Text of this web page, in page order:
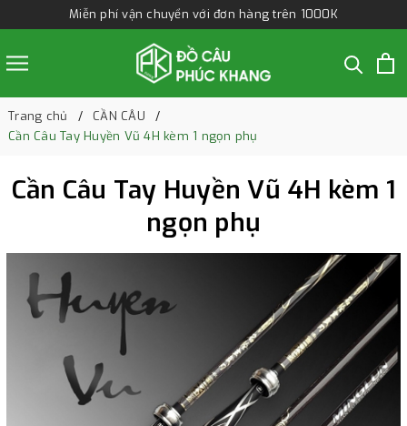
Miễn phí vận chuyển với đơn hàng trên 1000K
Trang chủ
CẦN CÂU
Cần Câu Tay Huyền Vũ 4H kèm 1 ngọn phụ
Cần Câu Tay Huyền Vũ 4H kèm 1
ngọn phụ